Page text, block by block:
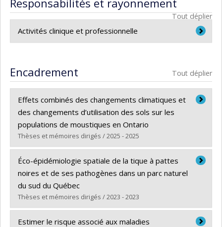
Responsabilités et rayonnement
Tout déplier
Activités clinique et professionnelle
du Canada
Encadrement Tout déplier
Effets combinés des changements climatiques et
des changements d’utilisation des sols sur les
populations de moustiques en Ontario
Thèses et mémoires dirigés / 2025 - 2025
Diplômé(e) :Rakotoarinia , Miarisoa Rindra
Cycle :Doctorat
Diplôme obtenu :
Lien vers le document dans Papyrus
Éco-épidémiologie spatiale de la tique à pattes
noires et de ses pathogènes dans un parc naturel
du sud du Québec
Thèses et mémoires dirigés / 2023 - 2023
Diplômé(e) :Dumas, Ariane
Estimer le risque associé aux maladies